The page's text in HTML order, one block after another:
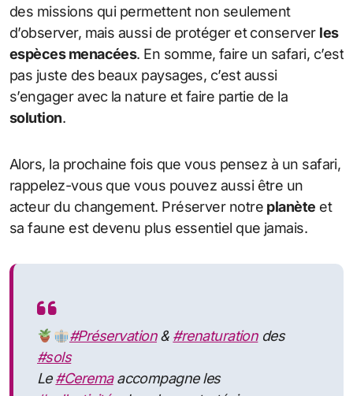
des missions qui permettent non seulement
d’observer, mais aussi de protéger et conserver les
espèces menacées. En somme, faire un safari, c’est
pas juste des beaux paysages, c’est aussi
s’engager avec la nature et faire partie de la
solution.
Alors, la prochaine fois que vous pensez à un safari,
rappelez-vous que vous pouvez aussi être un
acteur du changement. Préserver notre planète et
sa faune est devenu plus essentiel que jamais.
#Préservation& #renaturationdes
#sols
Le#Ceremaaccompagne les